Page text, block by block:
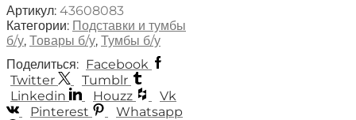
Артикул: 43608083
Категории: Подставки и тумбы
б/у, Товары б/у, Тумбы б/у
Поделиться: Facebook
Twitter
Tumblr
Linkedin
Houzz
Vk
Pinterest
Whatsapp